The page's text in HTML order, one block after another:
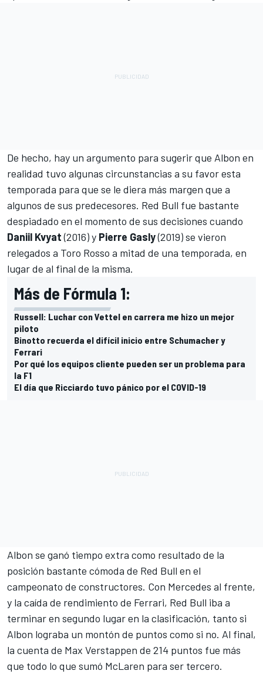
De hecho, hay un argumento para sugerir que Albon en
realidad tuvo algunas circunstancias a su favor esta
temporada para que se le diera más margen que a
algunos de sus predecesores. Red Bull fue bastante
despiadado en el momento de sus decisiones cuando
Daniil Kvyat(2016) y Pierre Gasly(2019) se vieron
relegados a Toro Rosso a mitad de una temporada, en
lugar de al final de la misma.
Más de Fórmula 1:
Russell: Luchar con Vettel en carrera me hizo un mejor
piloto
Binotto recuerda el difícil inicio entre Schumacher y
Ferrari
Por qué los equipos cliente pueden ser un problema para
la F1
El día que Ricciardo tuvo pánico por el COVID-19
Albon se ganó tiempo extra como resultado de la
posición bastante cómoda de Red Bull en el
campeonato de constructores. Con Mercedes al frente,
y la caída de rendimiento de Ferrari, Red Bull iba a
terminar en segundo lugar en la clasificación, tanto si
Albon lograba un montón de puntos como si no. Al final,
la cuenta de Max Verstappen de 214 puntos fue más
que todo lo que sumó McLaren para ser tercero.